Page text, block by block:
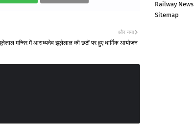
और नया
मन्दिर में आराध्यदेव झूलेलाल की छठीं पर हुए धार्मिक आयोजन
Railway News
Sitemap